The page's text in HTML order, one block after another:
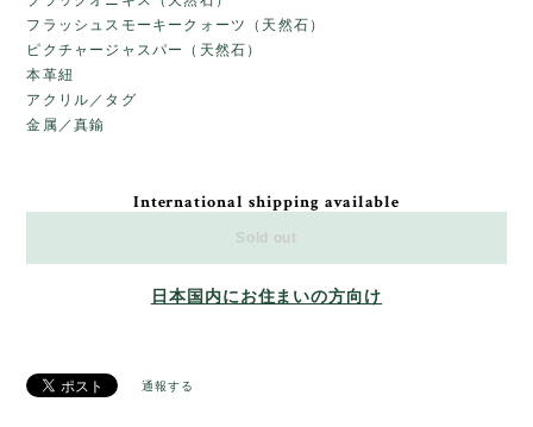
フラッシュスモーキークォーツ（天然石）
ピクチャージャスパー（天然石）
本革紐
アクリル／タグ
金属／真鍮
International shipping available
Sold out
日本国内にお住まいの方向け
通報する